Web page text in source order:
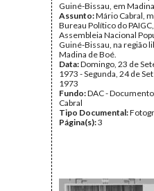
Guiné-Bissau, em
Assunto:Mário Cabral,
Bureau Político do
Assembleia Nacional
Guiné-Bissau, na região
Madina de Boé.
Data:Domingo, 23 de
1973 - Segunda, 24 de
1973
Fundo:DAC -
Cabral
Tipo Documental:
Página(s):3